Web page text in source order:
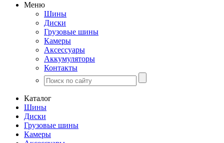
Меню
Шины
Диски
Грузовые шины
Камеры
Аксессуары
Аккумуляторы
Контакты
Каталог
Шины
Диски
Грузовые шины
Камеры